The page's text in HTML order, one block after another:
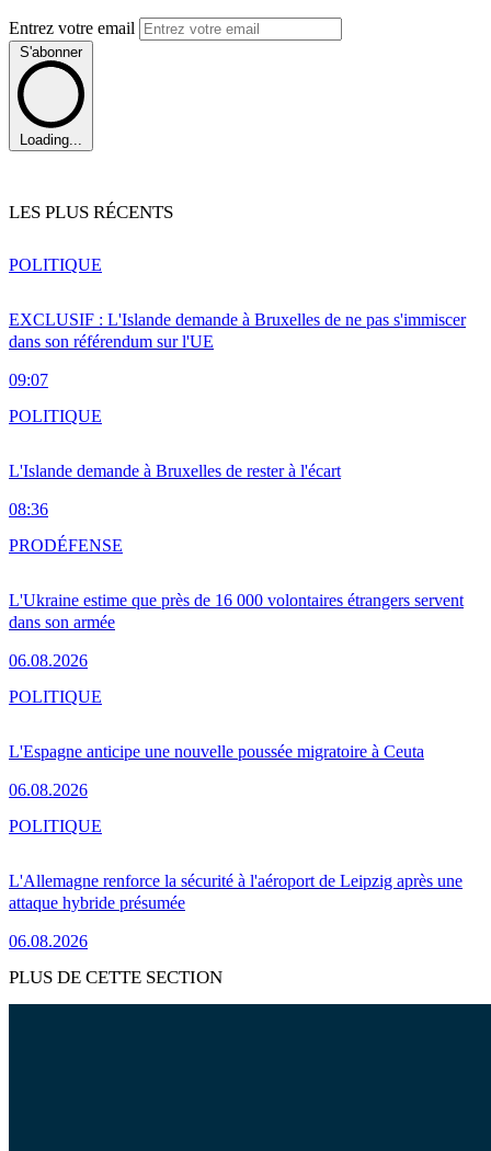
Entrez votre email
S'abonner
Loading...
LES PLUS RÉCENTS
EXCLUSIF : L'Islande demande à Bruxelles de ne pas s'immiscer
dans son référendum sur l'UE
09:07
POLITIQUE
L'Islande demande à Bruxelles de rester à l'écart
08:36
POLITIQUE
L'Ukraine estime que près de 16 000 volontaires étrangers servent
dans son armée
06.08.2026
PRODÉFENSE
L'Espagne anticipe une nouvelle poussée migratoire à Ceuta
06.08.2026
POLITIQUE
L'Allemagne renforce la sécurité à l'aéroport de Leipzig après une
attaque hybride présumée
06.08.2026
POLITIQUE
PLUS DE CETTE SECTION